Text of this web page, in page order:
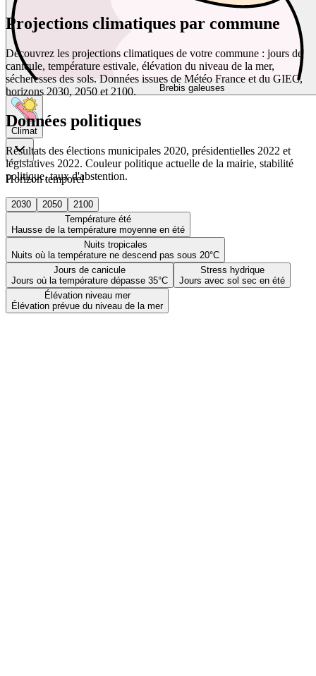
Brebis galeuses
Climat
Horizon temporel
2030 2050
2100
Température été
Hausse de la température moyenne en été
Nuits tropicales
Nuits où la température ne descend pas sous 20°C
Jours de canicule
Jours où la température dépasse 35°C
Stress hydrique
Jours avec sol sec en été
Élévation niveau mer
Élévation prévue du niveau de la mer
Projections climatiques par commune
Découvrez les projections climatiques de votre commune : jours de
canicule, température estivale, élévation du niveau de la mer,
sécheresses des sols. Données issues de Météo France et du GIEC,
horizons 2030, 2050 et 2100.
Données politiques
Résultats des élections municipales 2020, présidentielles 2022 et
législatives 2022. Couleur politique actuelle de la mairie, stabilité
politique, taux d'abstention.